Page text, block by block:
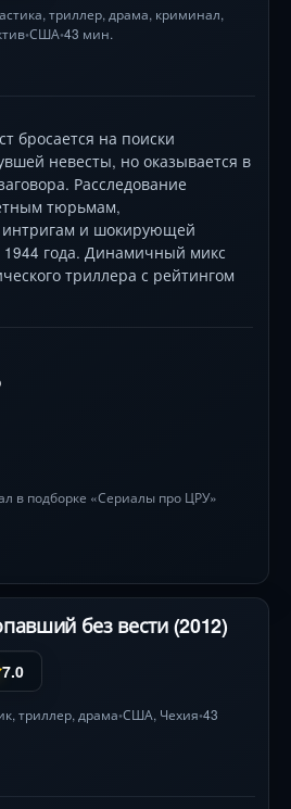
, триллер, драма, криминал,
•США•43 мин.
бросается на поиски
невесты, но оказывается в
Расследование
тюрьмам,
интригам и шокирующей
1944 года. Динамичный микс
триллера с рейтингом
в подборке «Сериалы про ЦРУ»
без вести (2012)
7.0
, триллер, драма•США, Чехия•43